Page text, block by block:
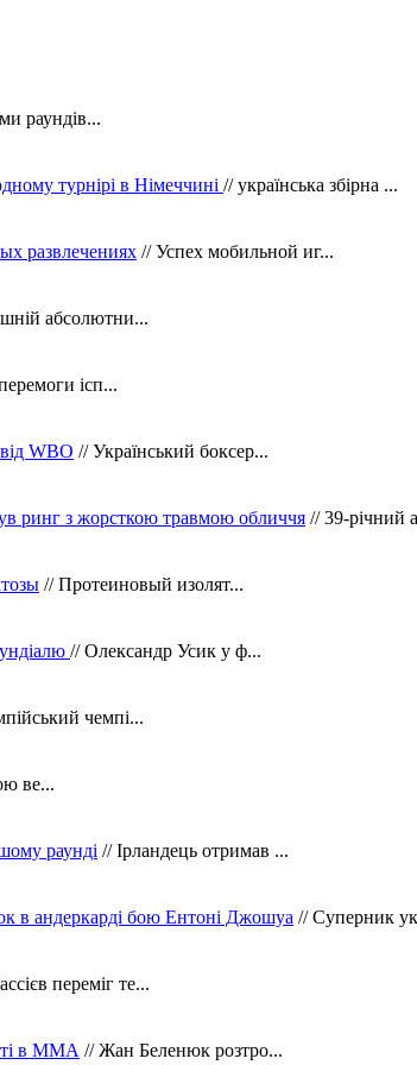
раундів...
турнірі в Німеччині // українська збірна ...
развлечениях // Успех мобильной иг...
абсолютни...
ісп...
WBO // Український боксер...
ринг з жорсткою травмою обличчя // 39-річний
// Протеиновый изолят...
// Олександр Усик у ф...
чемпі...
ве...
раунді // Ірландець отримав ...
в андеркарді бою Ентоні Джошуа // Суперник
переміг те...
в ММА // Жан Беленюк розтро...